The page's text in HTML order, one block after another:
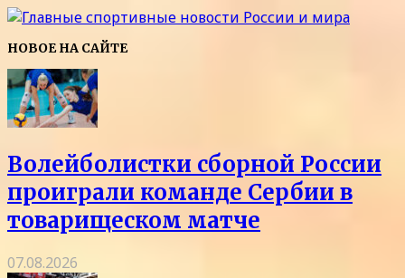
НОВОЕ НА САЙТЕ
Волейболистки сборной России
проиграли команде Сербии в
товарищеском матче
07.08.2026